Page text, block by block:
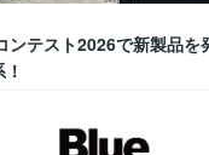
ンテスト2026で新製品を